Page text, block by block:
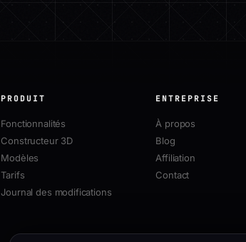
PRODUIT
Fonctionnalités
Constructeur 3D
Modèles
Tarifs
Journal des modifications
ENTREPRISE
À propos
Blog
Affiliation
Contact